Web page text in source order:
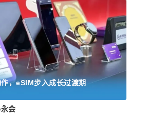
，eSIM步入成长过渡期
会